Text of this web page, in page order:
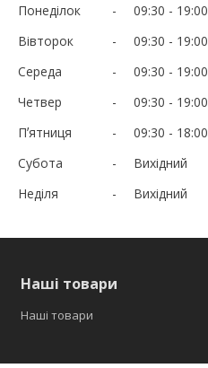
Понеділок 09:30
19:00
Вівторок
09:30
19:00
Середа
09:30
19:00
Четвер
09:30
19:00
Пʼятниця
09:30
18:00
Субота
Вихідний
Неділя
Вихідний
Наші товари
Наші товари